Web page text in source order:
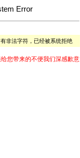
Error
非法字符，已经被系统拒绝
给您带来的不便我们深感歉意